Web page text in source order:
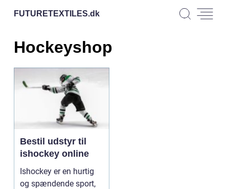
FUTURETEXTILES.dk
Hockeyshop
Bestil udstyr til
ishockey online
Ishockey er en hurtig
og spændende sport,